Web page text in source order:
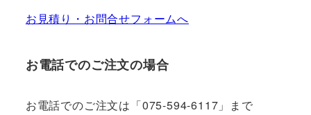
お見積り・お問合せフォームへ
お電話でのご注文の場合
お電話でのご注文は「075-594-6117」まで